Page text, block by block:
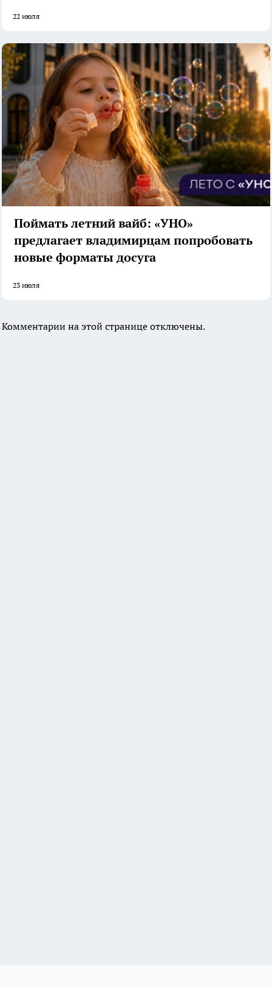
22 июля
Поймать летний вайб: «УНО»
предлагает владимирцам попробовать
новые форматы досуга
23 июля
Комментарии на этой странице отключены.